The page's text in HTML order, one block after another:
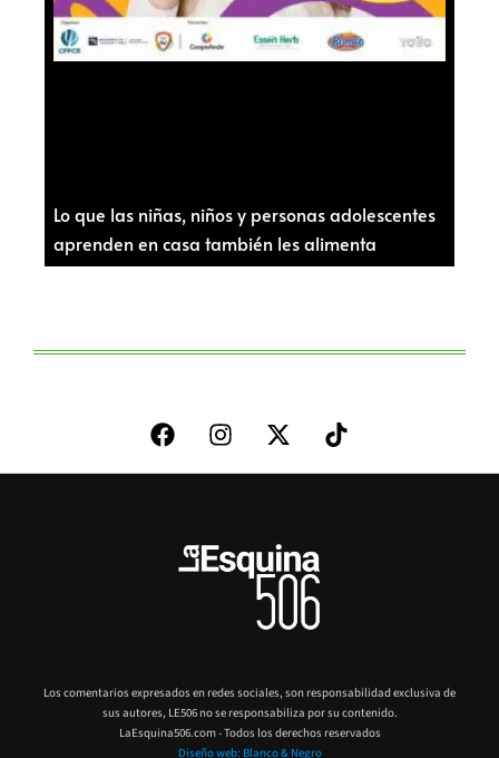
Lo que las niñas, niños y personas adolescentes
aprenden en casa también les alimenta
Los comentarios expresados en redes sociales, son responsabilidad exclusiva de
sus autores, LE506 no se responsabiliza por su contenido.
LaEsquina506.com - Todos los derechos reservados
Diseño web: Blanco & Negro